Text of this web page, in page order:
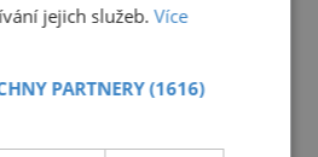
jejich služeb.Více
PARTNERY(1616)